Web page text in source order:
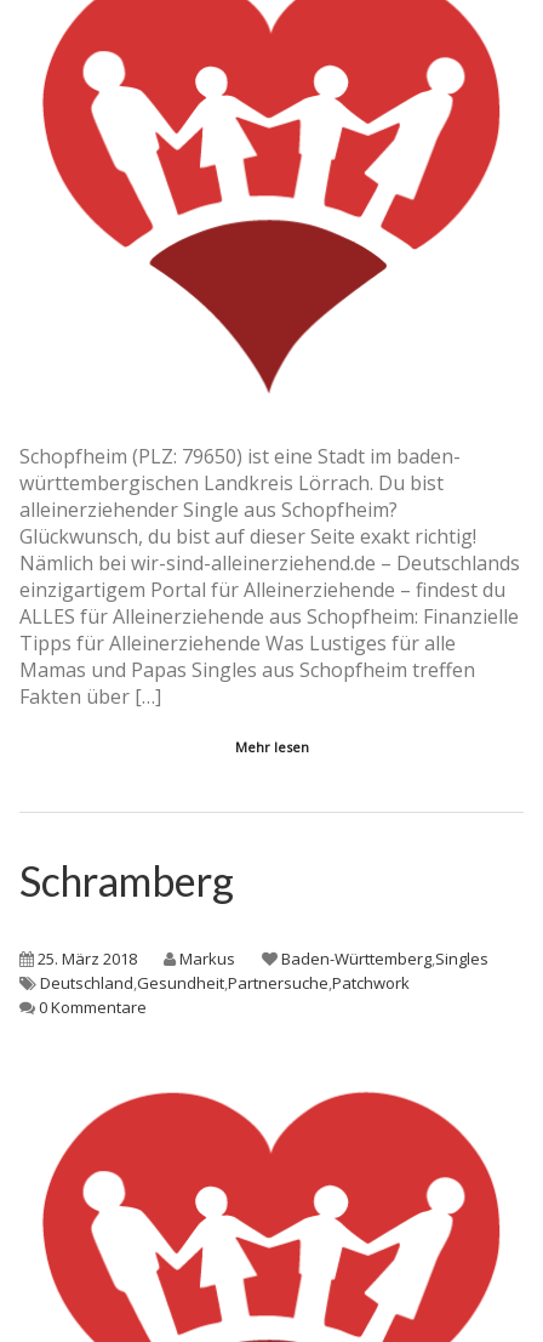
Schopfheim (PLZ: 79650) ist eine Stadt im baden-
württembergischen Landkreis Lörrach. Du bist
alleinerziehender Single aus Schopfheim?
Glückwunsch, du bist auf dieser Seite exakt richtig!
Nämlich bei wir-sind-alleinerziehend.de – Deutschlands
einzigartigem Portal für Alleinerziehende – findest du
ALLES für Alleinerziehende aus Schopfheim: Finanzielle
Tipps für Alleinerziehende Was Lustiges für alle
Mamas und Papas Singles aus Schopfheim treffen
Fakten über […]
Mehr lesen
Schramberg
25. März 2018 Markus Baden-Württemberg,Singles
Deutschland,Gesundheit,Partnersuche,Patchwork
0 Kommentare